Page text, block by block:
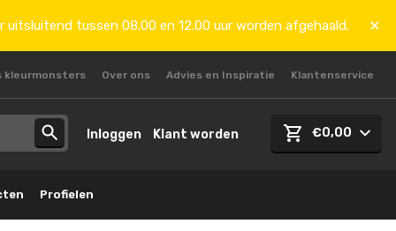
tussen 08.00 en 12.00 uur worden afgehaald.
kleurmonsters Over ons Advies en Inspiratie Klantenservice
Inloggen Klant worden €0,00
Profielen